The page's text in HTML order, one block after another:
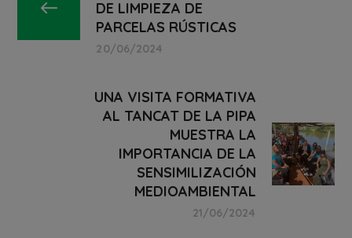
DE LIMPIEZA DE
PARCELAS RÚSTICAS
20/06/2024
UNA VISITA FORMATIVA
AL TANCAT DE LA PIPA
MUESTRA LA
IMPORTANCIA DE LA
SENSIMILIZACIÓN
MEDIOAMBIENTAL
21/06/2024